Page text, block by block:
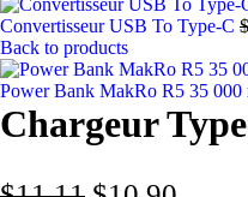
Convertisseur USB To Type-C $
Back to products
Power Bank MakRo R5 35 000
Chargeur